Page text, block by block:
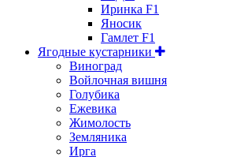
Иринка F1
Яносик
Гамлет F1
Ягодные кустарники
Виноград
Войлочная вишня
Голубика
Ежевика
Жимолость
Земляника
Ирга